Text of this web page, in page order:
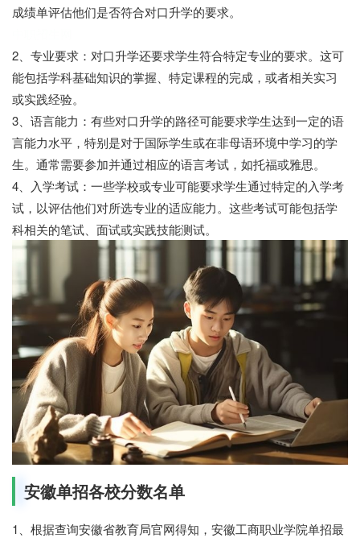
成绩单评估他们是否符合对口升学的要求。
2、专业要求：对口升学还要求学生符合特定专业的要求。这可
能包括学科基础知识的掌握、特定课程的完成，或者相关实习
或实践经验。
3、语言能力：有些对口升学的路径可能要求学生达到一定的语
言能力水平，特别是对于国际学生或在非母语环境中学习的学
生。通常需要参加并通过相应的语言考试，如托福或雅思。
4、入学考试：一些学校或专业可能要求学生通过特定的入学考
试，以评估他们对所选专业的适应能力。这些考试可能包括学
科相关的笔试、面试或实践技能测试。
安徽单招各校分数名单
1、根据查询安徽省教育局官网得知，安徽工商职业学院单招最